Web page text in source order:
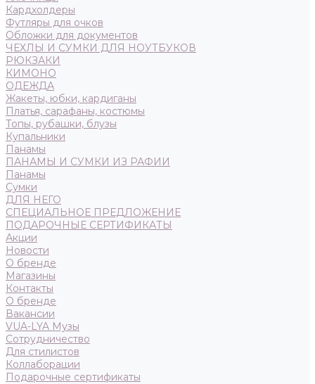
Кардхолдеры
Футляры для очков
Обложки для документов
ЧЕХЛЫ И СУМКИ ДЛЯ НОУТБУКОВ
РЮКЗАКИ
КИМОНО
ОДЕЖДА
Жакеты, юбки, кардиганы
Платья, сарафаны, костюмы
Топы, рубашки, блузы
Купальники
Панамы
ПАНАМЫ И СУМКИ ИЗ РАФИИ
Панамы
Сумки
ДЛЯ НЕГО
СПЕЦИАЛЬНОЕ ПРЕДЛОЖЕНИЕ
ПОДАРОЧНЫЕ СЕРТИФИКАТЫ
Акции
Новости
О бренде
Магазины
Контакты
О бренде
Вакансии
VUA-LYA Музы
Сотрудничество
Для стилистов
Коллаборации
Подарочные сертификаты